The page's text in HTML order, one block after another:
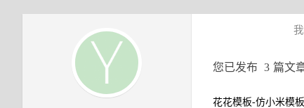
您已发布 3 篇文
花花模板-仿小米模板